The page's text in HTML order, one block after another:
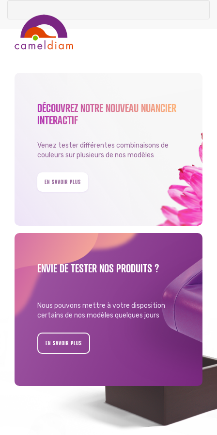
DÉCOUVREZ NOTRE NOUVEAU NUANCIER
INTERACTIF
Venez tester différentes combinaisons de
couleurs sur plusieurs de nos modèles
EN SAVOIR PLUS
ENVIE DE TESTER NOS PRODUITS ?
Nous pouvons mettre à votre disposition
certains de nos modèles quelques jours
EN SAVOIR PLUS